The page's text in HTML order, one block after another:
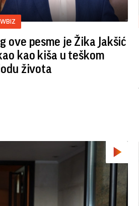
ove pesme je Žika Jakšić
kao kiša u teškom
života